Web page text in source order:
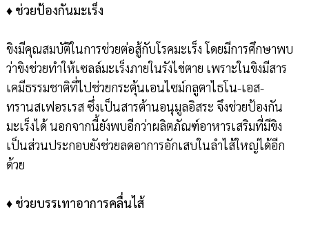
♦ ช่วยป้องกันมะเร็ง
ขิงมีคุณสมบัติในการช่วยต่อสู้กับโรคมะเร็ง โดยมีการศึกษาพบ
ว่าขิงช่วยทำให้เซลล์มะเร็งภายในรังไข่ตาย เพราะในขิงมีสาร
เคมีธรรมชาติที่ไปช่วยกระตุ้นเอนไซม์กลูตาไธโน-เอส-
ทรานสเฟอรเรส ซึ่งเป็นสารต้านอนุมูลอิสระ จึงช่วยป้องกัน
มะเร็งได้ นอกจากนี้ยังพบอีกว่าผลิตภัณฑ์อาหารเสริมที่มีขิง
เป็นส่วนประกอบยังช่วยลดอาการอักเสบในลำไส้ใหญ่ได้อีก
ด้วย
♦ ช่วยบรรเทาอาการคลื่นไส้